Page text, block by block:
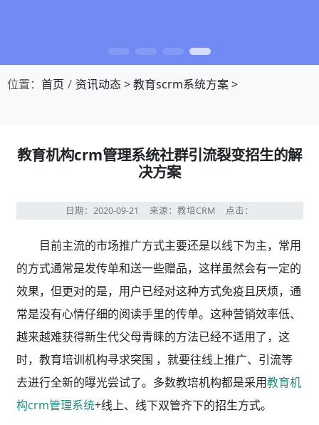
位置： 首页 资讯动态>教育scrm系统方案>
教育机构crm管理系统社群引流裂变招生的解
决方案
日期：2020-09-21 来源：教培CRM 点击：
目前主流的市场推广方式主要还是以线下为主，常用
的方式通常是发传单和送一些赠品，这样虽然会有一定的
效果，但更对的是，用户已经对这种方式免疫且厌烦，通
常是没有心情仔细的阅读手里的传单。这种营销效率低、
越来越难获得新生代父母青睐的方法已经不适用了，这
时，教育培训机构寻求突围 ，就要往线上推广、引流等
去进行全新的曝光尝试了。 多数教培机构都是采用教育机
构crm管理系统+线上、线下双管齐下的招生方式。